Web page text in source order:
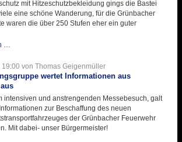
mit
zukunftsweisender
mit Hitzeschutzbekleidung gings die Bastei
eine schöne Wanderung, für die Grünbacher
waren die über 250 Stufen eher ein guter
…
ihre
Hitzebelastung
19:00 von Thomas Geigenmüller
wertet Informationen aus
intensiven und anstrengenden Messebesuch, galt
zur Beschaffung des neuen
der Grünbacher Feuerwehr
Mit dabei- unser Bürgermeister!